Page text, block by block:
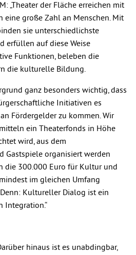
„Theater der Fläche erreichen mit
große Zahl an Menschen. Mit
sie unterschiedlichste
erfüllen auf diese Weise
Funktionen, beleben die
die kulturelle Bildung.
ganz besonders wichtig, dass
Initiativen es
Fördergelder zu kommen. Wir
ein Theaterfonds in Höhe
wird, aus dem
Gastspiele organisiert werden
die 300.000 Euro für Kultur und
im gleichen Umfang
Kultureller Dialog ist ein
Integration.“
hinaus ist es unabdingbar,